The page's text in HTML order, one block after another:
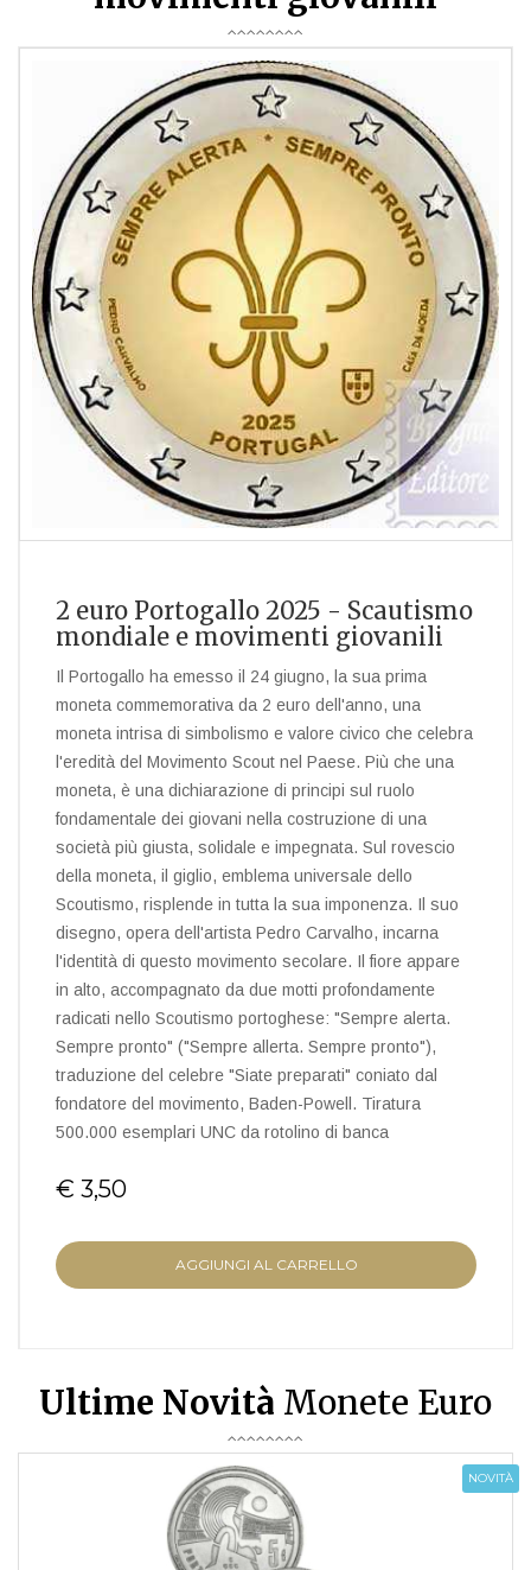
2 euro Portogallo 2025 - Scautismo
mondiale e movimenti giovanili
Il Portogallo ha emesso il 24 giugno, la sua prima
moneta commemorativa da 2 euro dell'anno, una
moneta intrisa di simbolismo e valore civico che celebra
l'eredità del Movimento Scout nel Paese. Più che una
moneta, è una dichiarazione di principi sul ruolo
fondamentale dei giovani nella costruzione di una
società più giusta, solidale e impegnata. Sul rovescio
della moneta, il giglio, emblema universale dello
Scoutismo, risplende in tutta la sua imponenza. Il suo
disegno, opera dell'artista Pedro Carvalho, incarna
l'identità di questo movimento secolare. Il fiore appare
in alto, accompagnato da due motti profondamente
radicati nello Scoutismo portoghese: "Sempre alerta.
Sempre pronto" ("Sempre allerta. Sempre pronto"),
traduzione del celebre "Siate preparati" coniato dal
fondatore del movimento, Baden-Powell. Tiratura
500.000 esemplari UNC da rotolino di banca
€ 3,50
AGGIUNGI AL CARRELLO
Ultime Novità Monete Euro
NOVITÀ